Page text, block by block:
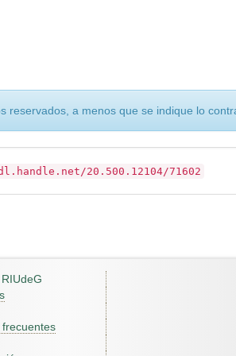
reservados, a menos que se indique lo
20.500.12104/71602